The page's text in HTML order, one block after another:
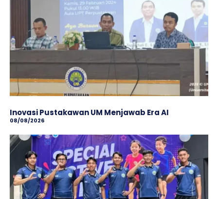
Inovasi Pustakawan UM Menjawab Era AI
08/08/2026